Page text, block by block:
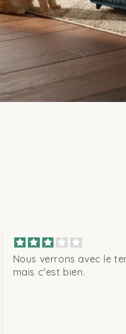
Espace et
Verrouillage sécurisé
Nous verrons avec le
mais c'est bien.